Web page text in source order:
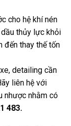
cho hệ khí nén
thủy lực khỏi
đến thay thế tốn
detailing cần
liên hệ với
nhược nhằm có
483.